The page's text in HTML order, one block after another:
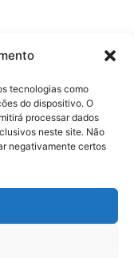
tecnologias como
do dispositivo. O
processar dados
neste site. Não
negativamente certos